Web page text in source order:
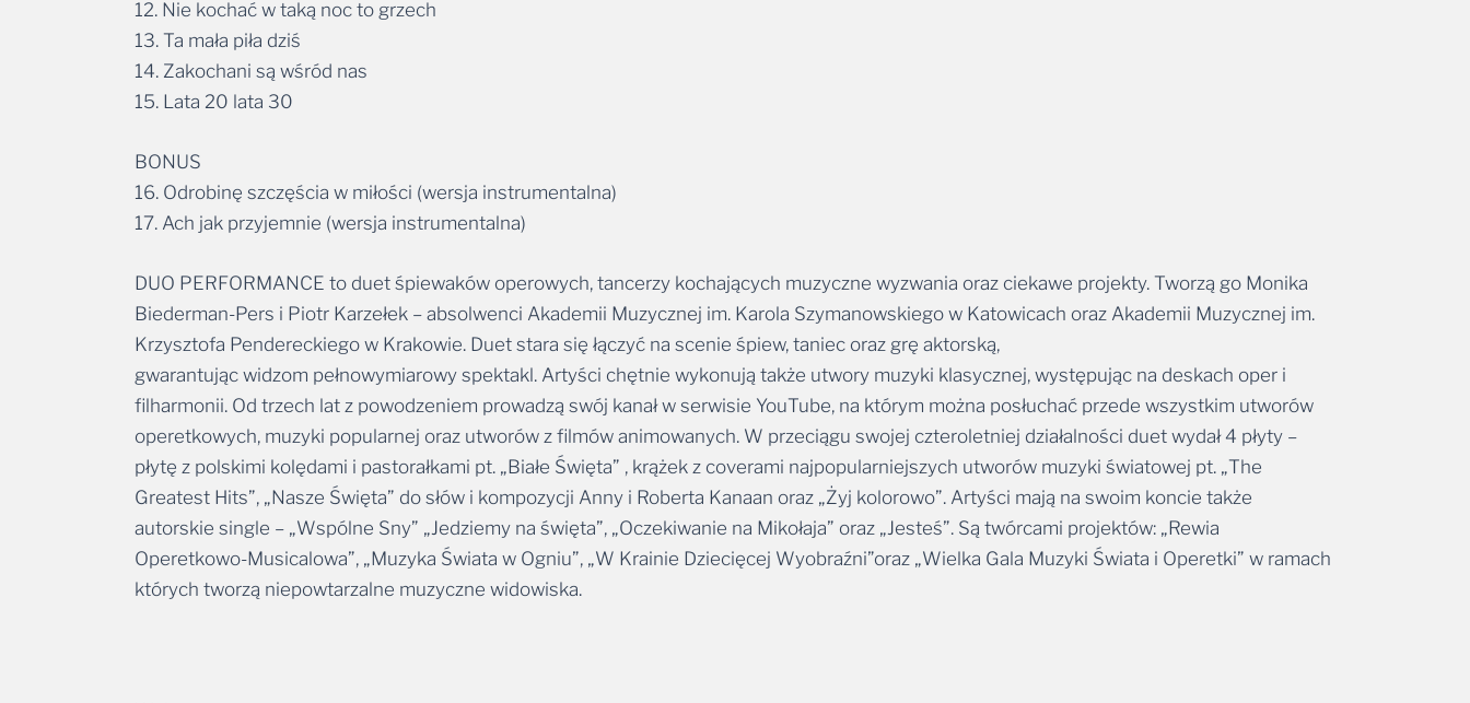
12. Nie kochać w taką noc to grzech
13. Ta mała piła dziś
14. Zakochani są wśród nas
15. Lata 20 lata 30
BONUS
16. Odrobinę szczęścia w miłości (wersja instrumentalna)
17. Ach jak przyjemnie (wersja instrumentalna)
DUO PERFORMANCE to duet śpiewaków operowych, tancerzy kochających muzyczne wyzwania oraz ciekawe projekty. Tworzą go Monika
Biederman-Pers i Piotr Karzełek – absolwenci Akademii Muzycznej im. Karola Szymanowskiego w Katowicach oraz Akademii Muzycznej im.
Krzysztofa Pendereckiego w Krakowie. Duet stara się łączyć na scenie śpiew, taniec oraz grę aktorską,
gwarantując widzom pełnowymiarowy spektakl. Artyści chętnie wykonują także utwory muzyki klasycznej, występując na deskach oper i
filharmonii. Od trzech lat z powodzeniem prowadzą swój kanał w serwisie YouTube, na którym można posłuchać przede wszystkim utworów
operetkowych, muzyki popularnej oraz utworów z filmów animowanych. W przeciągu swojej czteroletniej działalności duet wydał 4 płyty –
płytę z polskimi kolędami i pastorałkami pt. „Białe Święta” , krążek z coverami najpopularniejszych utworów muzyki światowej pt. „The
Greatest Hits”, „Nasze Święta” do słów i kompozycji Anny i Roberta Kanaan oraz „Żyj kolorowo”. Artyści mają na swoim koncie także
autorskie single – „Wspólne Sny” „Jedziemy na święta”, „Oczekiwanie na Mikołaja” oraz „Jesteś”. Są twórcami projektów: „Rewia
Operetkowo-Musicalowa”, „Muzyka Świata w Ogniu”, „W Krainie Dziecięcej Wyobraźni”oraz „Wielka Gala Muzyki Świata i Operetki” w ramach
których tworzą niepowtarzalne muzyczne widowiska.